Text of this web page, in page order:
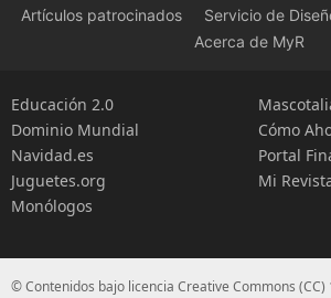
Artículos patrocinados Servicio de
Acerca de MyR
Educación 2.0
Dominio Mundial
Navidad.es
Juguetes.org
Monólogos
Cómo
Portal
Mi
© Contenidos bajo licencia Creative Commons (CC)